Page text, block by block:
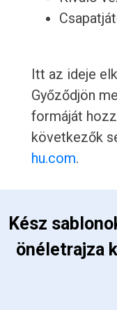
Itt az ideje
Győződjön
formáját
következők
hu.com.
önéletrajza